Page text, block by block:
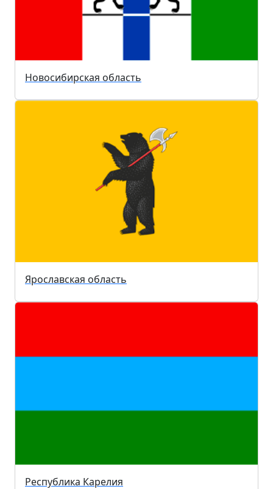
Новосибирская область
Ярославская область
Республика Карелия